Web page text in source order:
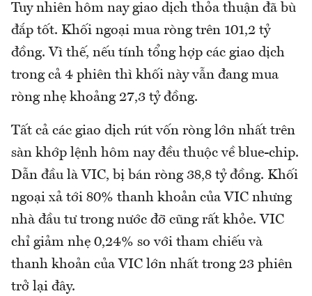
Tuy nhiên hôm nay giao dịch thỏa thuận đã bù
đắp tốt. Khối ngoại mua ròng trên 101,2 tỷ
đồng. Vì thế, nếu tính tổng hợp các giao dịch
trong cả 4 phiên thì khối này vẫn đang mua
ròng nhẹ khoảng 27,3 tỷ đồng.
Tất cả các giao dịch rút vốn ròng lớn nhất trên
sàn khớp lệnh hôm nay đều thuộc về blue-chip.
Dẫn đầu là VIC, bị bán ròng 38,8 tỷ đồng. Khối
ngoại xả tới 80% thanh khoản của VIC nhưng
nhà đầu tư trong nước đỡ cũng rất khỏe. VIC
chỉ giảm nhẹ 0,24% so với tham chiếu và
thanh khoản của VIC lớn nhất trong 23 phiên
trở lại đây.